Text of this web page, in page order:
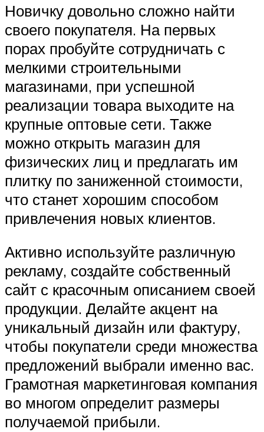
Новичку довольно сложно найти
своего покупателя. На первых
порах пробуйте сотрудничать с
мелкими строительными
магазинами, при успешной
реализации товара выходите на
крупные оптовые сети. Также
можно открыть магазин для
физических лиц и предлагать им
плитку по заниженной стоимости,
что станет хорошим способом
привлечения новых клиентов.
Активно используйте различную
рекламу, создайте собственный
сайт с красочным описанием своей
продукции. Делайте акцент на
уникальный дизайн или фактуру,
чтобы покупатели среди множества
предложений выбрали именно вас.
Грамотная маркетинговая компания
во многом определит размеры
получаемой прибыли.